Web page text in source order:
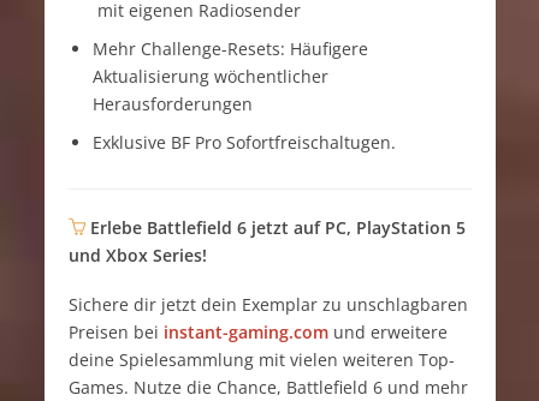
mit eigenen Radiosender
Mehr Challenge-Resets: Häufigere
Aktualisierung wöchentlicher
Herausforderungen
Exklusive BF Pro Sofortfreischaltugen.
Erlebe Battlefield 6 jetzt auf PC, PlayStation 5
und Xbox Series!
Sichere dir jetzt dein Exemplar zu unschlagbaren
Preisen bei instant-gaming.comund erweitere
deine Spielesammlung mit vielen weiteren Top-
Games. Nutze die Chance, Battlefield 6 und mehr